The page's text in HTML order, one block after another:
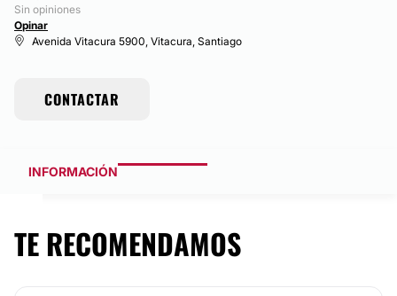
Sin opiniones
Opinar
Avenida Vitacura 5900, Vitacura, Santiago
CONTACTAR
INFORMACIÓN
TE RECOMENDAMOS